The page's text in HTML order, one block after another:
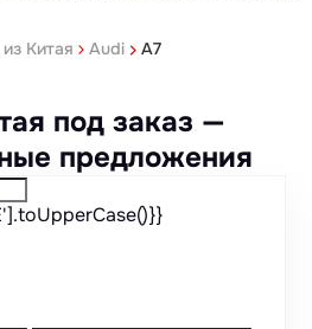
Китая Audi A7
под заказ —
предложения